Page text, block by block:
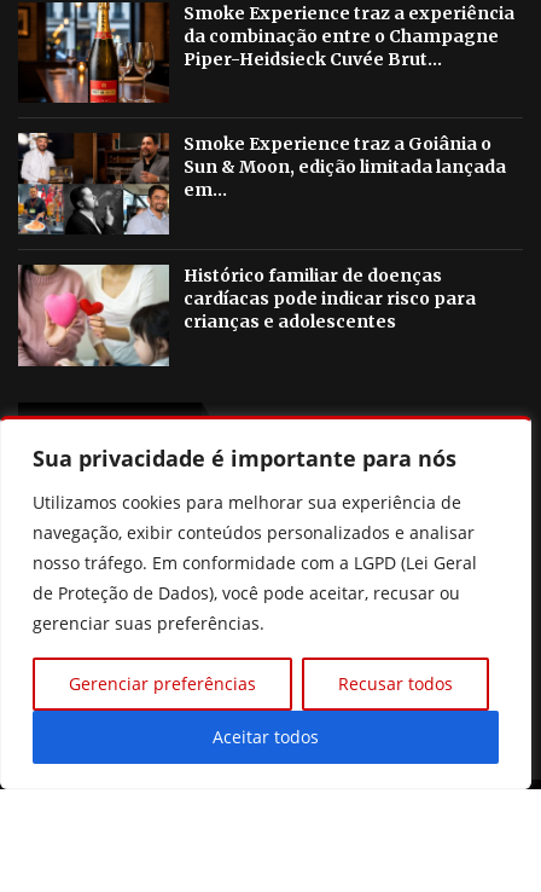
Sua privacidade é importante para nós
Utilizamos cookies para melhorar sua experiência de
navegação, exibir conteúdos personalizados e analisar
nosso tráfego. Em conformidade com a LGPD (Lei Geral
de Proteção de Dados), você pode aceitar, recusar ou
gerenciar suas preferências.
Gerenciar preferências Recusar todos
Aceitar todos
Smoke Experience traz a experiência
da combinação entre o Champagne
Piper-Heidsieck Cuvée Brut...
Smoke Experience traz a Goiânia o
Sun & Moon, edição limitada lançada
em...
Histórico familiar de doenças
cardíacas pode indicar risco para
crianças e adolescentes
OUTRAS NOTICIAS
contra a violência à mulher
Poliana Rocha elogia Zé Felipe e Neymar como pais
Prefeitura de Goiânia discute mudanças nas regras de
consignados para servidores
Xuxa revela que pensou em deixar o Brasil por
intolerância